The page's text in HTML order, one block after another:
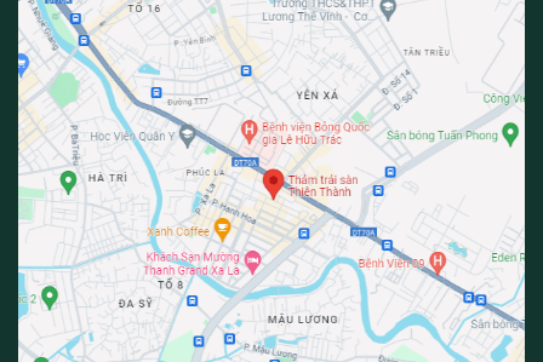
Thảm tấm văn phòng
Bạn hãy theo dõi Website thamthienthanh và fanpageThảm
Thiên Thành để được cập nhật nhiều thông tin hữu ích hơn